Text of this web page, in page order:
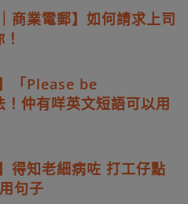
商業電郵】如何請求上司
「Please be
仲有咩英文短語可以用
得知老細病咗 打工仔點
句子